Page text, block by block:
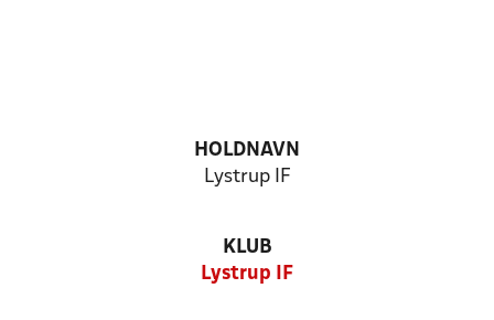
HOLDNAVN
Lystrup IF
KLUB
Lystrup IF